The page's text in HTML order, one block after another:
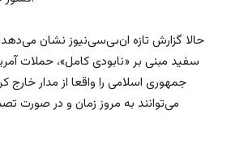
حالا گزارش تازه ان‌بی‌سی‌نیوز نشان
سفید مبنی بر «نابودی کامل»، حملات
جمهوری اسلامی را واقعا از مدار
می‌توانند به مروز زمان و در صورت